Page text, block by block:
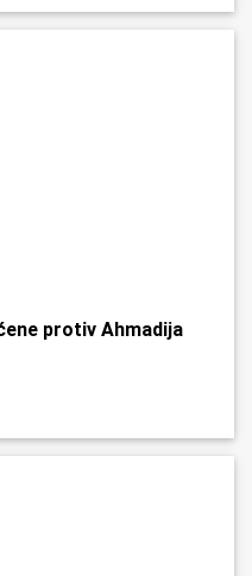
protiv Ahmadija